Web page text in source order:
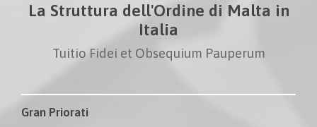
La Struttura dell'Ordine di Malta in
Italia
Tuitio Fidei et Obsequium Pauperum
Gran Priorati